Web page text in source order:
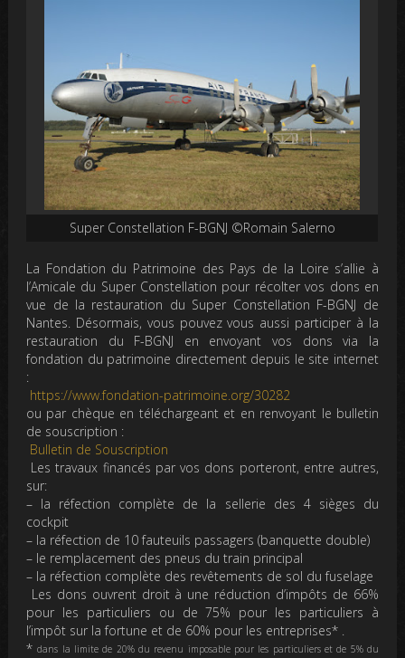
Super Constellation F-BGNJ ©Romain Salerno
La Fondation du Patrimoine des Pays de la Loire s’allie à
l’Amicale du Super Constellation pour récolter vos dons en
vue de la restauration du Super Constellation F-BGNJ de
Nantes. Désormais, vous pouvez vous aussi participer à la
restauration du F-BGNJ en envoyant vos dons via la
fondation du patrimoine directement depuis le site internet
:
https://www.fondation-patrimoine.org/30282
ou par chèque en téléchargeant et en renvoyant le bulletin
de souscription :
Bulletin de Souscription
Les travaux financés par vos dons porteront, entre autres,
sur:
– la réfection complète de la sellerie des 4 sièges du
cockpit
– la réfection de 10 fauteuils passagers (banquette double)
– le remplacement des pneus du train principal
– la réfection complète des revêtements de sol du fuselage
Les dons ouvrent droit à une réduction d’impôts de 66%
pour les particuliers ou de75% pour les particuliers à
l’impôt sur la fortune et de 60% pour les entreprises* .
*dans la limite de 20% du revenu imposable pour les particuliers et de 5% du